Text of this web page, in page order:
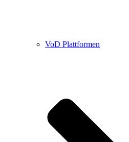
VoD Plattformen